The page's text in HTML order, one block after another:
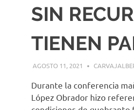
SIN
TIENEN
AGOSTO 11, 2021
Durante la conferencia
López Obrador hizo